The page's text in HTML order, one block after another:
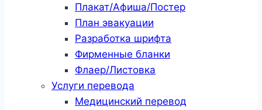
Плакат/Афиша/Постер
План эвакуации
Разработка шрифта
Фирменные бланки
Флаер/Листовка
Услуги перевода
Медицинский перевод